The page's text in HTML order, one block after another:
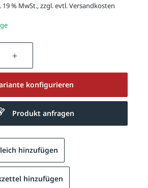
% MwSt., zzgl. evtl.Versandkosten
Gib den
konfigurieren
Produkt anfragen
hinzufügen
hinzufügen